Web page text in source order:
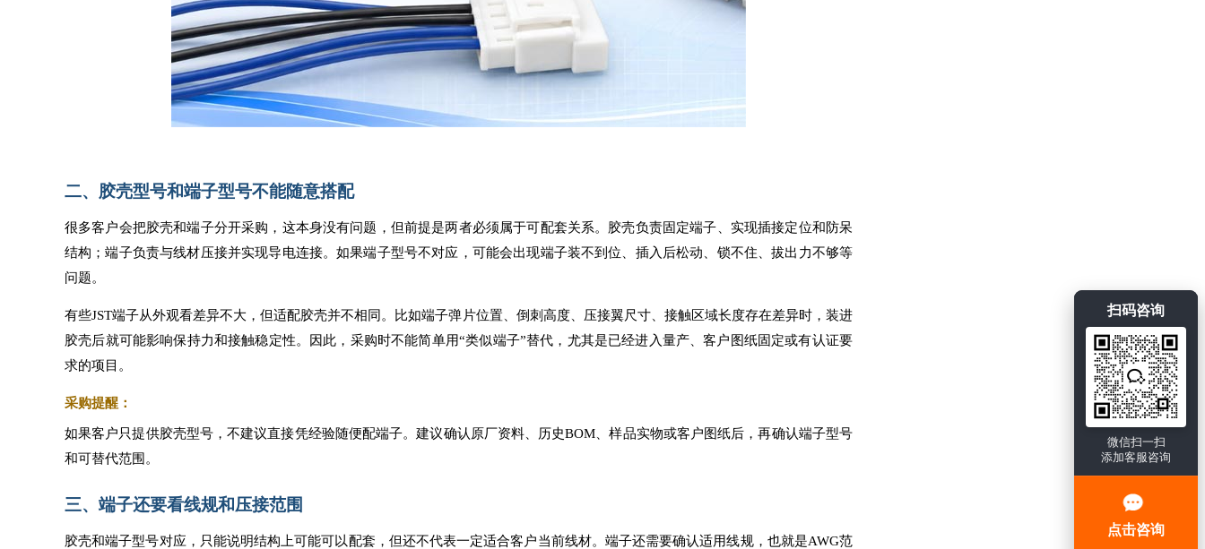
扫码咨询
微信扫一扫
添加客服咨询
点击咨询
二、胶壳型号和端子型号不能随意搭配
很多客户会把胶壳和端子分开采购，这本身没有问题，但前提是两者必须属于可配套关系。胶壳负责固定端子、实现插接定位和防呆
结构；端子负责与线材压接并实现导电连接。如果端子型号不对应，可能会出现端子装不到位、插入后松动、锁不住、拔出力不够等
问题。
有些JST端子从外观看差异不大，但适配胶壳并不相同。比如端子弹片位置、倒刺高度、压接翼尺寸、接触区域长度存在差异时，装进
胶壳后就可能影响保持力和接触稳定性。因此，采购时不能简单用“类似端子”替代，尤其是已经进入量产、客户图纸固定或有认证要
求的项目。
采购提醒：
如果客户只提供胶壳型号，不建议直接凭经验随便配端子。建议确认原厂资料、历史BOM、样品实物或客户图纸后，再确认端子型号
和可替代范围。
三、端子还要看线规和压接范围
胶壳和端子型号对应，只能说明结构上可能可以配套，但还不代表一定适合客户当前线材。端子还需要确认适用线规，也就是AWG范